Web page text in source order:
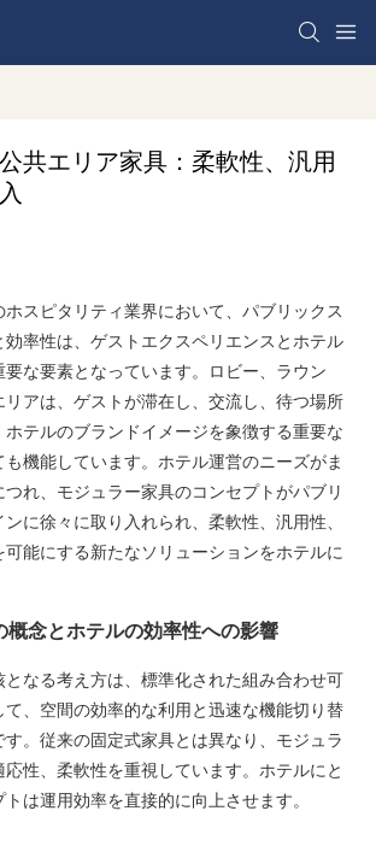
共エリア家具：柔軟性、汎用
スピタリティ業界において、パブリックス
率性は、ゲストエクスペリエンスとホテル
な要素となっています。ロビー、ラウン
アは、ゲストが滞在し、交流し、待つ場所
テルのブランドイメージを象徴する重要な
機能しています。ホテル運営のニーズがま
れ、モジュラー家具のコンセプトがパブリ
に徐々に取り入れられ、柔軟性、汎用性、
能にする新たなソリューションをホテルに
概念とホテルの効率性への影響
なる考え方は、標準化された組み合わせ可
、空間の効率的な利用と迅速な機能切り替
。従来の固定式家具とは異なり、モジュラ
性、柔軟性を重視しています。ホテルにと
は運用効率を直接的に向上させます。